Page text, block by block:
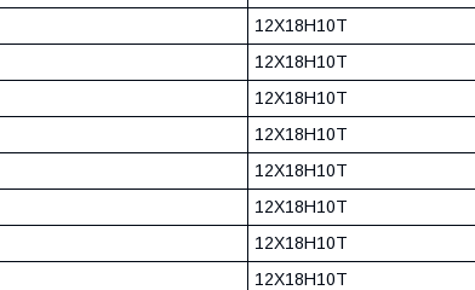
12Х18Н10Т
12Х18Н10Т
12Х18Н10Т
12Х18Н10Т
12Х18Н10Т
12Х18Н10Т
12Х18Н10Т
12Х18Н10Т